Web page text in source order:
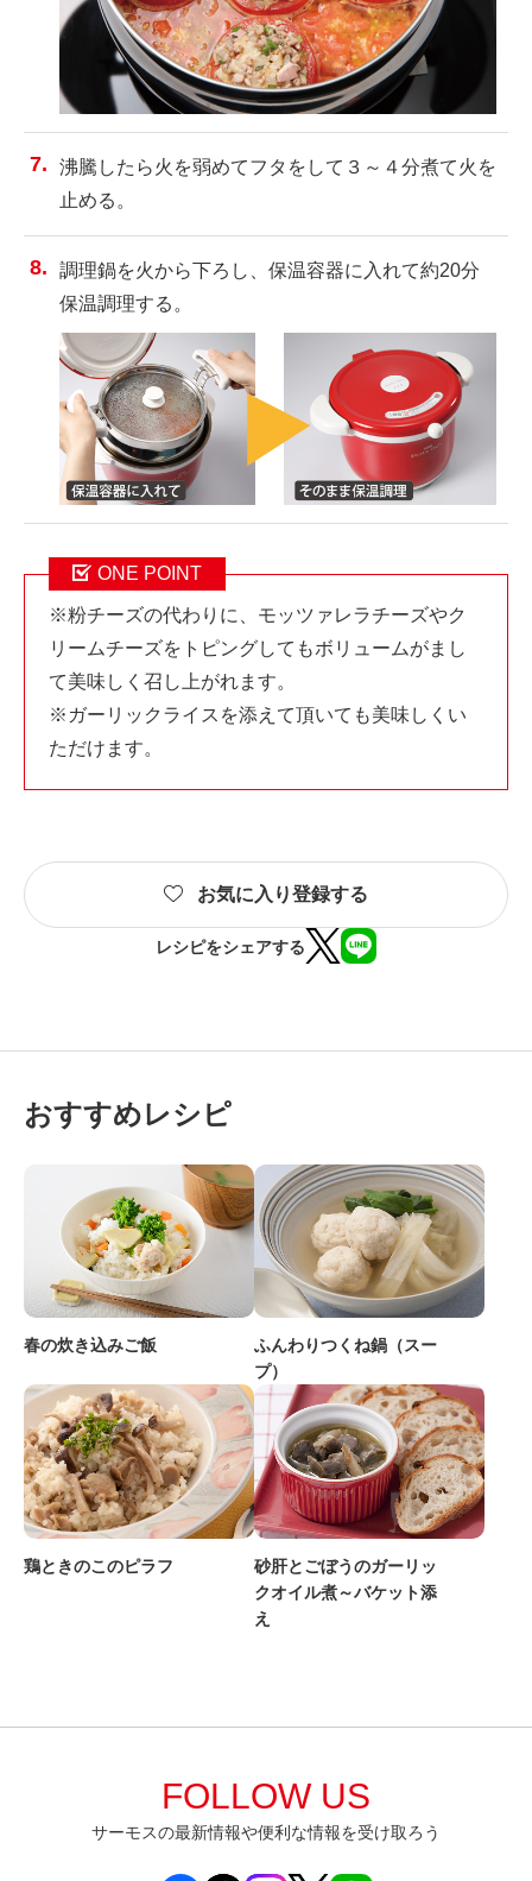
沸騰したら火を弱めてフタをして３～４分煮て火を
止める。
調理鍋を火から下ろし、保温容器に入れて約20分
保温調理する。
ONE POINT
※粉チーズの代わりに、モッツァレラチーズやク
リームチーズをトピングしてもボリュームがまし
て美味しく召し上がれます。
※ガーリックライスを添えて頂いても美味しくい
ただけます。
お気に入り登録する
レシピをシェアする
おすすめレシピ
春の炊き込みご飯
ふんわりつくね鍋（スー
プ）
鶏ときのこのピラフ
砂肝とごぼうのガーリッ
クオイル煮～バケット添
え
FOLLOW US
サーモスの最新情報や便利な情報を受け取ろう